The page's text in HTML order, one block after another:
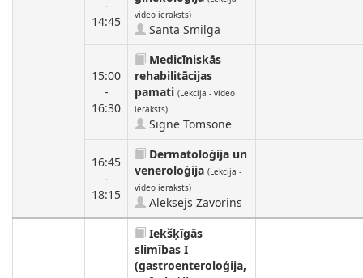
-
14:45
video ieraksts)
Santa Smilga
15:00
-
16:30
Medicīniskās
rehabilitācijas
pamati (Lekcija - video
ieraksts)
Signe Tomsone
16:45
-
18:15
Dermatoloģija un
veneroloģija (Lekcija -
video ieraksts)
Aleksejs Zavorins
Iekšķīgās
slimības I
(gastroenteroloģija,